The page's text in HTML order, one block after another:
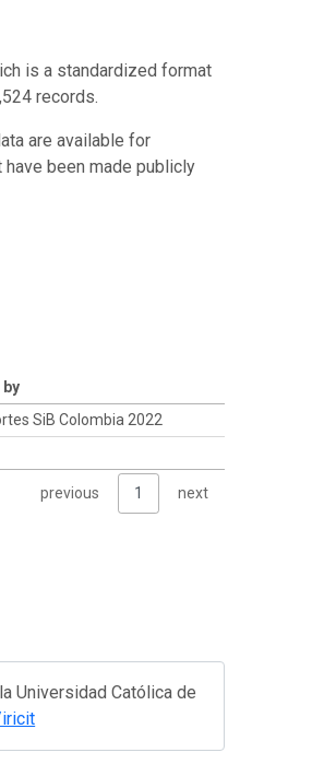
is a standardized format
records.
are available for
been made publicly
SiB Colombia 2022
previous 1 next
Universidad Católica de